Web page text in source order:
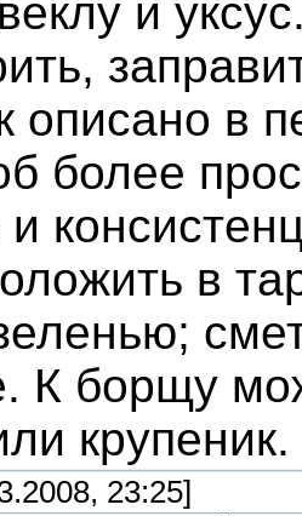
и
описано в
более
в
К борщу
крупеник.
23:25]